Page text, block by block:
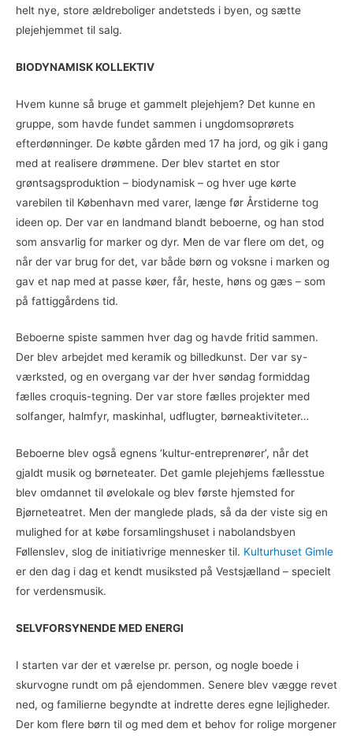
helt nye, store ældreboliger andetsteds i byen, og sætte
plejehjemmet til salg.
BIODYNAMISK KOLLEKTIV
Hvem kunne så bruge et gammelt plejehjem? Det kunne en
gruppe, som havde fundet sammen i ungdomsoprørets
efterdønninger. De købte gården med 17 ha jord, og gik i gang
med at realisere drømmene. Der blev startet en stor
grøntsagsproduktion – biodynamisk – og hver uge kørte
varebilen til København med varer, længe før Årstiderne tog
ideen op. Der var en landmand blandt beboerne, og han stod
som ansvarlig for marker og dyr. Men de var flere om det, og
når der var brug for det, var både børn og voksne i marken og
gav et nap med at passe køer, får, heste, høns og gæs – som
på fattiggårdens tid.
Beboerne spiste sammen hver dag og havde fritid sammen.
Der blev arbejdet med keramik og billedkunst. Der var sy-
værksted, og en overgang var der hver søndag formiddag
fælles croquis-tegning. Der var store fælles projekter med
solfanger, halmfyr, maskinhal, udflugter, børneaktiviteter…
Beboerne blev også egnens ‘kultur-entreprenører’, når det
gjaldt musik og børneteater. Det gamle plejehjems fællesstue
blev omdannet til øvelokale og blev første hjemsted for
Bjørneteatret. Men der manglede plads, så da der viste sig en
mulighed for at købe forsamlingshuset i nabolandsbyen
Føllenslev, slog de initiativrige mennesker til. Kulturhuset Gimle
er den dag i dag et kendt musiksted på Vestsjælland – specielt
for verdensmusik.
SELVFORSYNENDE MED ENERGI
I starten var der et værelse pr. person, og nogle boede i
skurvogne rundt om på ejendommen. Senere blev vægge revet
ned, og familierne begyndte at indrette deres egne lejligheder.
Der kom flere børn til og med dem et behov for rolige morgener